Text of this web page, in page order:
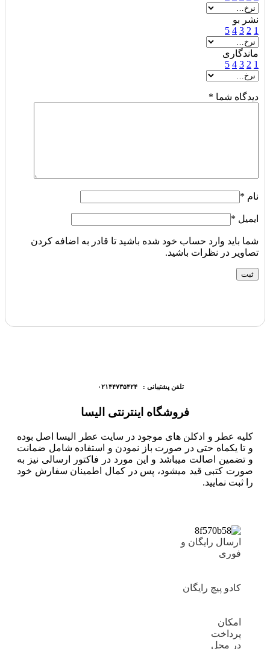
نشر بو
1
2
3
4
5
ماندگاری
1
2
3
4
5
دیدگاه شما *
نام *
ایمیل *
شما باید وارد حساب خود شده باشید تا قادر به اضافه کردن
تصاویر در نظرات باشید.
تلفن پشتیبانی : ۰۲۱۴۴۷۳۵۴۲۴
فروشگاه اینترنتی الیسا
کلیه عطر و ادکلن های موجود در سایت عطر الیسا اصل بوده
و تا یکماه حتی در صورت باز نمودن و استفاده شامل ضمانت
و تضمین اصالت میباشد و این مورد در فاکتور ارسالی نیز به
صورت کتبی قید میشود، پس در کمال اطمینان سفارش خود
را ثبت نمایید.
ارسال رایگان و
فوری
کادو پیچ رایگان
امکان
پرداخت
در محل